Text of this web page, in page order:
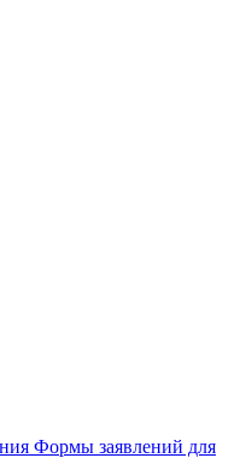
Формы заявлений для